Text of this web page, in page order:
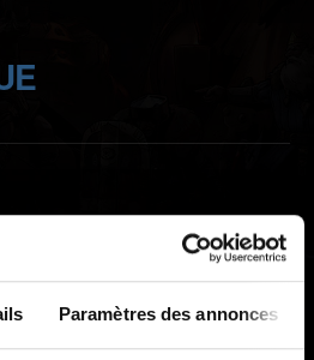
Paramètres des annonces
jeu et quel est l'espace de